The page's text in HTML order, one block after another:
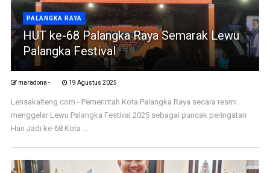
PALANGKA RAYA
HUT ke-68 Palangka Raya Semarak Lewu
Palangka Festival
maradona - 19 Agustus 2025
Lensakalteng.com - Pemerintah Kota Palangka Raya secara resmi
menggelar Lewu Palangka Festival 2025 sebagai puncak peringatan
Hari Jadi ke-68 Kota ...